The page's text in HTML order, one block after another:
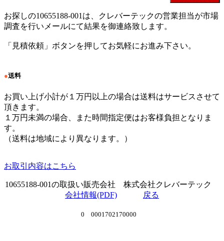
お探しの10655188-001は、クレバーテックの営業担当が市場
調査を行いメールにて結果を御連絡致します。
「見積依頼」ボタンを押してお気軽にお進み下さい。
●送料
お買い上げ小計が１万円以上の場合は送料はサービスさせて
頂きます。
１万円未満の場合、また時間指定便はお客様負担となりま
す。
（送料は地域により異なります。）
お取引内容はこちら
10655188-001の取扱い販売会社 株式会社クレバーテック
会社情報(PDF)
戻る
0 0001702170000